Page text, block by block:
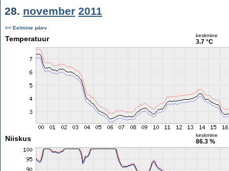
28. november 2011
<< Eelmine päev
Temperatuur keskmine
3.7 °C
Niiskus keskmine
86.3 %